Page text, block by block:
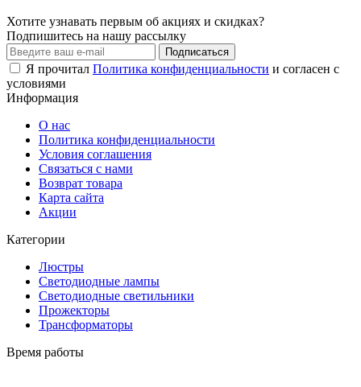
Хотите узнавать первым об акциях и скидках?
Подпишитесь на нашу рассылку
Подписаться
Я прочитал Политика конфиденциальности и согласен с
условиями
Информация
О нас
Политика конфиденциальности
Условия соглашения
Связаться с нами
Возврат товара
Карта сайта
Акции
Категории
Люстры
Светодиодные лампы
Светодиодные светильники
Прожекторы
Трансформаторы
Время работы